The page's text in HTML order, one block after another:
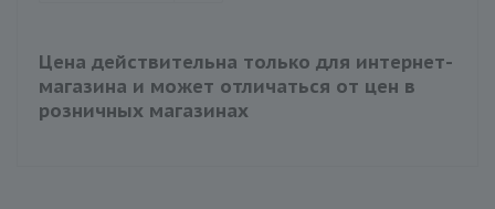
Цена действительна только для интернет-
магазина и может отличаться от цен в
розничных магазинах